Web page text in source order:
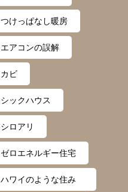
つけっぱなし暖房
エアコンの誤解
カビ
シックハウス
シロアリ
ゼロエネルギー住宅
ハワイのような住み